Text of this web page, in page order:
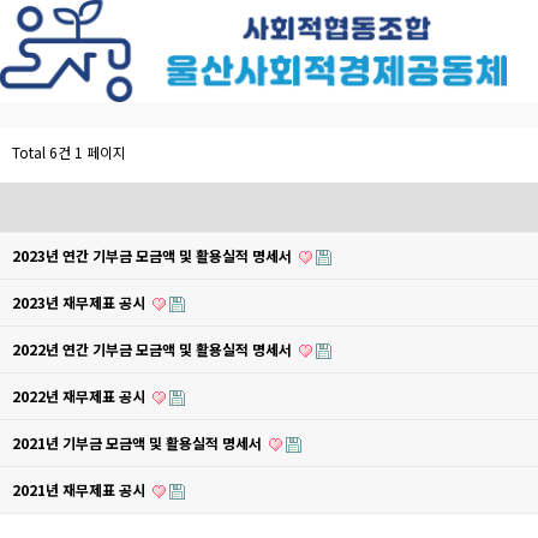
Total 6건 1 페이지
2023년 연간 기부금 모금액 및 활용실적 명세서
2023년 재무제표 공시
2022년 연간 기부금 모금액 및 활용실적 명세서
2022년 재무제표 공시
2021년 기부금 모금액 및 활용실적 명세서
2021년 재무제표 공시